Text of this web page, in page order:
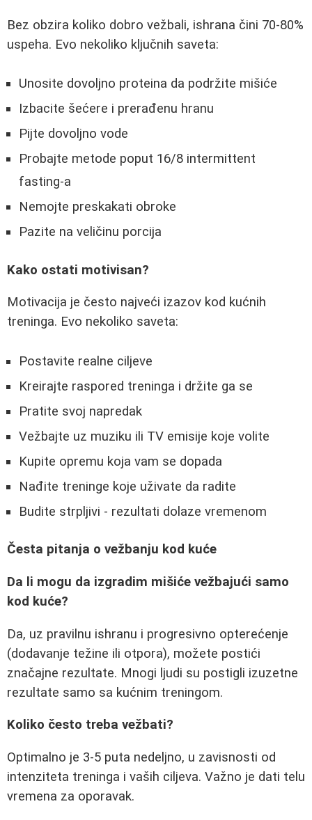
Bez obzira koliko dobro vežbali, ishrana čini 70-80%
uspeha. Evo nekoliko ključnih saveta:
Unosite dovoljno proteina da podržite mišiće
Izbacite šećere i prerađenu hranu
Pijte dovoljno vode
Probajte metode poput 16/8 intermittent
fasting-a
Nemojte preskakati obroke
Pazite na veličinu porcija
Kako ostati motivisan?
Motivacija je često najveći izazov kod kućnih
treninga. Evo nekoliko saveta:
Postavite realne ciljeve
Kreirajte raspored treninga i držite ga se
Pratite svoj napredak
Vežbajte uz muziku ili TV emisije koje volite
Kupite opremu koja vam se dopada
Nađite treninge koje uživate da radite
Budite strpljivi - rezultati dolaze vremenom
Česta pitanja o vežbanju kod kuće
Da li mogu da izgradim mišiće vežbajući samo
kod kuće?
Da, uz pravilnu ishranu i progresivno opterećenje
(dodavanje težine ili otpora), možete postići
značajne rezultate. Mnogi ljudi su postigli izuzetne
rezultate samo sa kućnim treningom.
Koliko često treba vežbati?
Optimalno je 3-5 puta nedeljno, u zavisnosti od
intenziteta treninga i vaših ciljeva. Važno je dati telu
vremena za oporavak.